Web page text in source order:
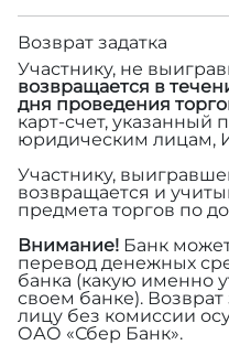
Возврат задатка
Участнику, не
возвращается в
дня проведения
карт-счет, указанный
юридическим лицам,
Участнику,
возвращается и
предмета торгов по
Внимание! Банк
перевод денежных
банка (какую именно
своем банке).
лицу без комиссии
ОАО «Сбер Банк».